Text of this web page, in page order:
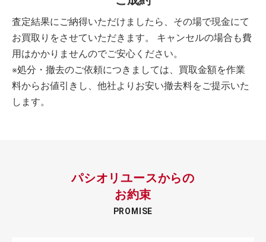
査定結果にご納得いただけましたら、その場で現金にて
お買取りをさせていただきます。 キャンセルの場合も費
用はかかりませんのでご安心ください。
※処分・撤去のご依頼につきましては、買取金額を作業
料からお値引きし、他社よりお安い撤去料をご提示いた
します。
パシオリユースからの
お約束
PROMISE